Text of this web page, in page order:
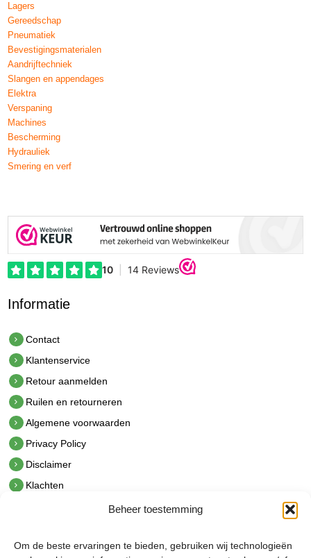
Beheer toestemming
Om de beste ervaringen te bieden, gebruiken wij technologieën
Lagers
Gereedschap
Pneumatiek
Bevestigingsmaterialen
Aandrijftechniek
Slangen en appendages
Elektra
Verspaning
Machines
Bescherming
Hydrauliek
Smering en verf
Informatie
Contact
Klantenservice
Retour aanmelden
Ruilen en retourneren
Algemene voorwaarden
Privacy Policy
Disclaimer
Klachten
hetindustriehuis B.V.